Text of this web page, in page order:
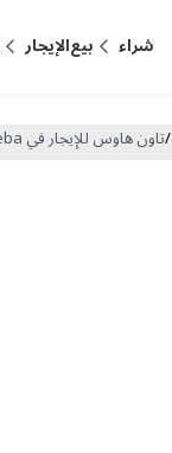
شراء بيعالإيجار
/تاون هاوس للإيجار في Nadd Al Sheba